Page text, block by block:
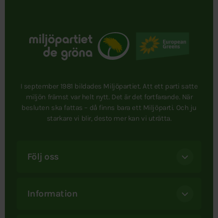
I september 1981 bildades Miljöpartiet. Att ett parti satte
miljön främst var helt nytt. Det är det fortfarande. När
besluten ska fattas – då finns bara ett Miljöparti. Och ju
starkare vi blir, desto mer kan vi uträtta.
Följ oss
Information